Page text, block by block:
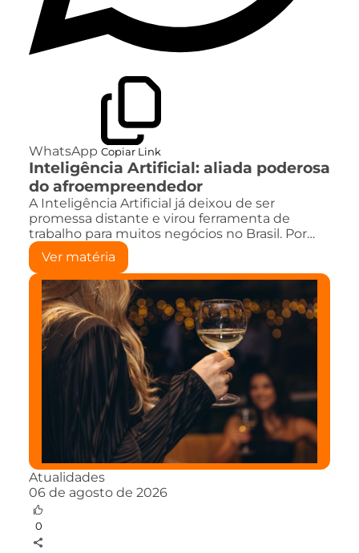
WhatsApp Copiar Link
Inteligência Artificial: aliada poderosa
do afroempreendedor
A Inteligência Artificial já deixou de ser
promessa distante e virou ferramenta de
trabalho para muitos negócios no Brasil. Por…
Ver matéria
Atualidades
06 de agosto de 2026
0